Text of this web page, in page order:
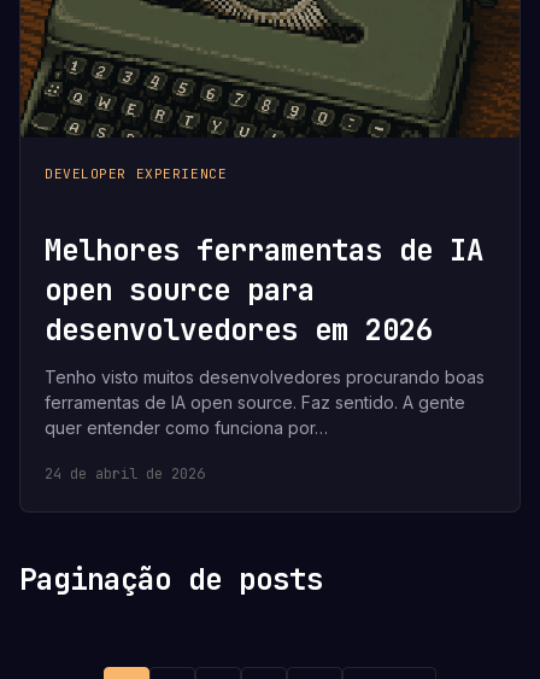
DEVELOPER EXPERIENCE
Melhores ferramentas de IA
open source para
desenvolvedores em 2026
Tenho visto muitos desenvolvedores procurando boas
ferramentas de IA open source. Faz sentido. A gente
quer entender como funciona por…
24 de abril de 2026
Paginação de posts